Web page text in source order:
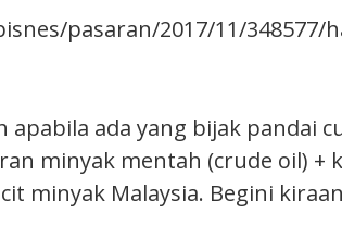
pasaran/2017/11/348577/
apabila ada yang bijak pandai
minyak mentah (crude oil) +
minyak Malaysia. Begini